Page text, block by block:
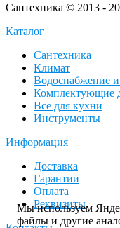
Сантехника © 2013 -
Каталог
Сантехника
Климат
Водоснабжение
Комплектующие
Все для кухни
Инструменты
Информация
Доставка
Гарантии
Оплата
Реквизиты
Мы используем
файлы и другие